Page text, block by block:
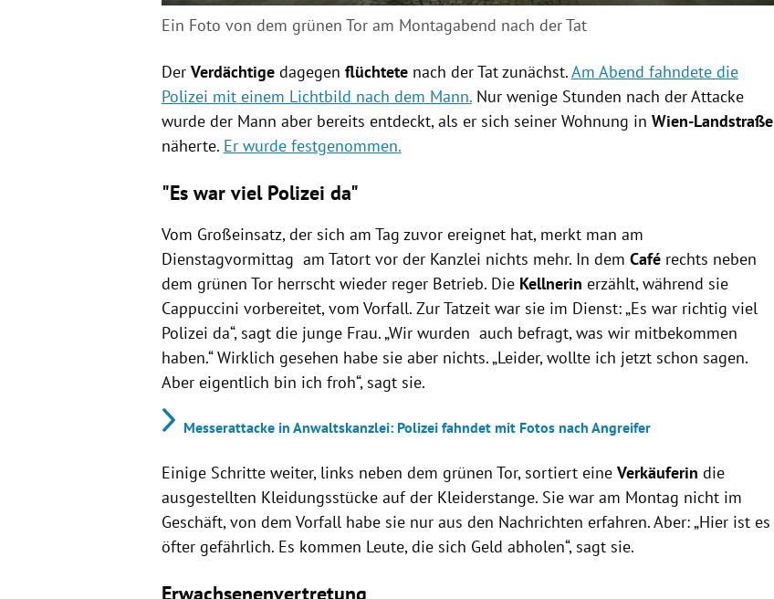
Ein Foto von dem grünen Tor am Montagabend nach der Tat
Der Verdächtigedagegen flüchtetenach der Tat zunächst.Am Abend fahndete die
Polizei mit einem Lichtbild nach dem Mann.Nur wenige Stunden nach der Attacke
wurde der Mann aber bereits entdeckt, als er sich seiner Wohnung in Wien-Landstraße
näherte. Er wurde festgenommen.
"Es war viel Polizei da"
Vom Großeinsatz, der sich am Tag zuvor ereignet hat, merkt man am
Dienstagvormittag am Tatort vor der Kanzlei nichts mehr. In dem Café rechts neben
dem grünen Tor herrscht wieder reger Betrieb. Die Kellnerin erzählt, während sie
Cappuccini vorbereitet, vom Vorfall. Zur Tatzeit war sie im Dienst: „Es war richtig viel
Polizei da“, sagt die junge Frau. „Wir wurden auch befragt, was wir mitbekommen
haben.“ Wirklich gesehen habe sie aber nichts. „Leider, wollte ich jetzt schon sagen.
Aber eigentlich bin ich froh“, sagt sie.
Messerattacke in Anwaltskanzlei: Polizei fahndet mit Fotos nach Angreifer
Einige Schritte weiter, links neben dem grünen Tor, sortiert eine Verkäuferin die
ausgestellten Kleidungsstücke auf der Kleiderstange. Sie war am Montag nicht im
Geschäft, von dem Vorfall habe sie nur aus den Nachrichten erfahren. Aber: „Hier ist es
öfter gefährlich. Es kommen Leute, die sich Geld abholen“, sagt sie.
Erwachsenenvertretung